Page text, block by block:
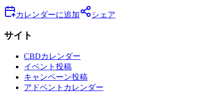
カレンダーに追加 シェア
サイト
CBDカレンダー
イベント投稿
キャンペーン投稿
アドベントカレンダー